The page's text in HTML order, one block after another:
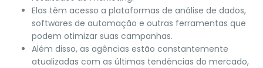
Elas têm acesso a plataformas de análise de dados,
softwares de automação e outras ferramentas que
podem otimizar suas campanhas.
Além disso, as agências estão constantemente
atualizadas com as últimas tendências do mercado,